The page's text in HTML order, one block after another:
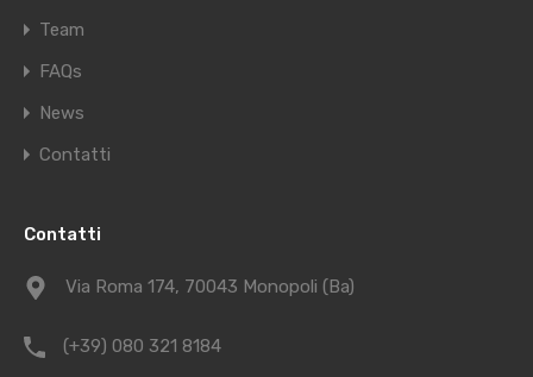
Team
FAQs
News
Contatti
Contatti
Via Roma 174, 70043 Monopoli (Ba)
(+39) 080 321 8184